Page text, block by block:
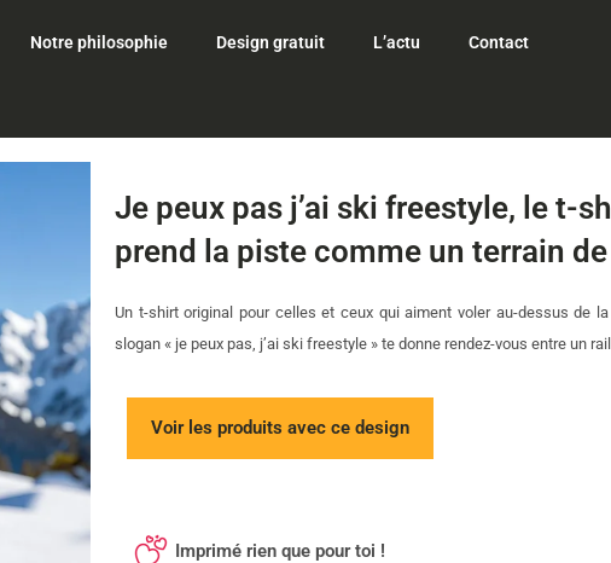
Notre philosophie Design gratuit L’actu Contact
Je peux pas j’ai ski freestyle, le t-
prend la piste comme un terrain
Un t-shirt original pour celles et ceux qui aiment voler au-dessus de
slogan « je peux pas, j’ai ski freestyle » te donne rendez-vous entre un
Voir les produits avec ce design
Imprimé rien que pour toi !